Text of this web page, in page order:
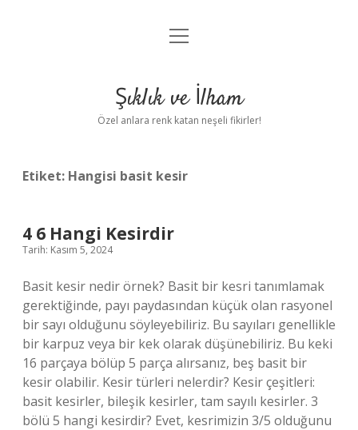
Anasayfa
Yasal Uyarı
menüyü
Şıklık ve İlham
Özel anlara renk katan neşeli fikirler!
Etiket: Hangisi basit kesir
4 6 Hangi Kesirdir
Tarih: Kasım 5, 2024
Basit kesir nedir örnek? Basit bir kesri tanımlamak
gerektiğinde, payı paydasından küçük olan rasyonel
bir sayı olduğunu söyleyebiliriz. Bu sayıları genellikle
bir karpuz veya bir kek olarak düşünebiliriz. Bu keki
16 parçaya bölüp 5 parça alırsanız, beş basit bir
kesir olabilir. Kesir türleri nelerdir? Kesir çeşitleri:
basit kesirler, bileşik kesirler, tam sayılı kesirler. 3
bölü 5 hangi kesirdir? Evet, kesrimizin 3/5 olduğunu